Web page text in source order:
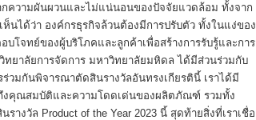
กความผันผวนและไม่แน่นอนของปัจจัยแวดล้อม ทั้งจาก
นได้ว่า องค์กรธุรกิจล้วนต้องมีการปรับตัว ทั้งในแง่ของ
จทย์ของผู้บริโภคและลูกค้าเพื่อสร้างการรับรู้และการ
ยาลัยการจัดการ มหาวิทยาลัยมหิดล ได้มีส่วนร่วมกับ
วมกันพิจารณาตัดสินรางวัลอันทรงเกียรตินี้ เราได้มี
งคุณสมบัติและความโดดเด่นของผลิตภัณฑ์ รวมทั้ง
งวัล Product of the Year 2023 นี้ สุดท้ายสิ่งที่เราเชื่อ